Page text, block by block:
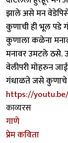
झाले असे मन
कुणाची ही भूल पडे
कुणाला कळेना
मनावर उमटले ठसे.
वेलीपरी मोहरुन
गंधाळते जसे कुणाचे
https://
काव्यरस
गाणे
प्रेम कविता